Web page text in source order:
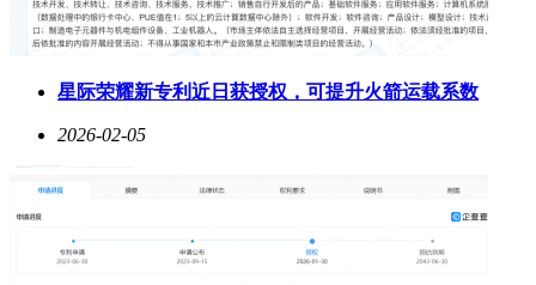
星际荣耀新专利近日获授权，可提升火箭运载系数
2026-02-05